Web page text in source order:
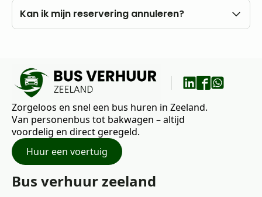
eigen rekening.
U kunt al vanaf 18 jaar bij ons huren, mits u in het
Kan ik mijn reservering annuleren?
ons te bespreken.
Zorgeloos en snel een bus huren in Zeeland.
Van personenbus tot bakwagen – altijd
voordelig en direct geregeld.
Huur een voertuig
Bus verhuur zeeland